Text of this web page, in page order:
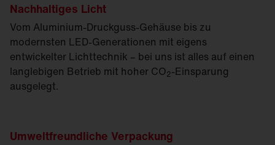
Nachhaltiges Licht
Vom Aluminium-Druckguss-Gehäuse bis zu
modernsten LED-Generationen mit eigens
entwickelter Lichttechnik – bei uns ist alles auf einen
langlebigen Betrieb mit hoher CO2-Einsparung
ausgelegt.
Umweltfreundliche Verpackung